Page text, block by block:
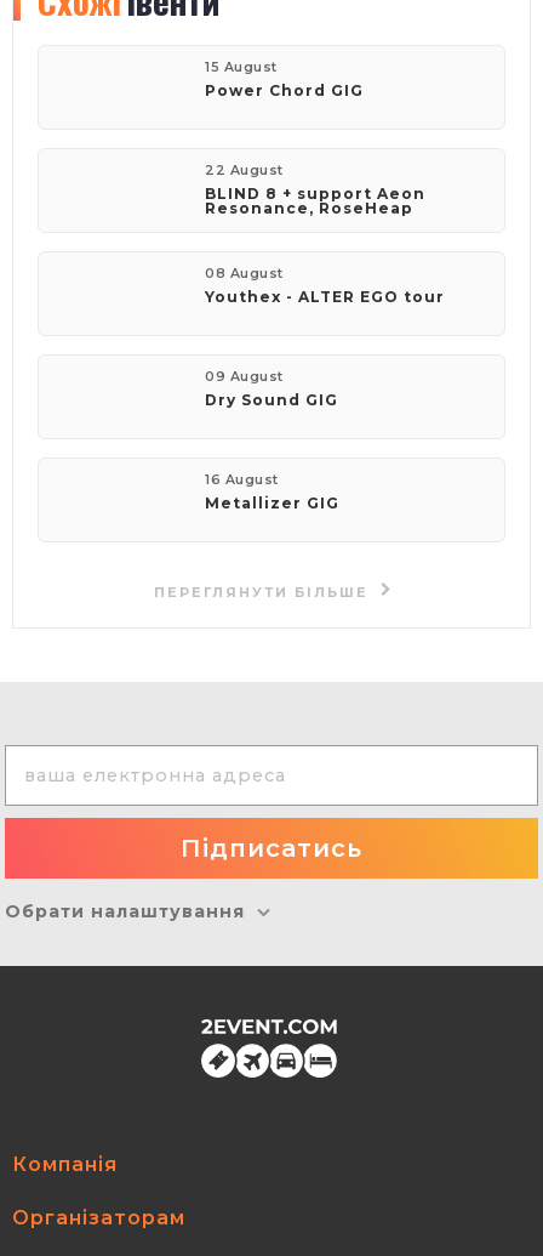
15 August
Power Chord GIG
22 August
BLIND 8 + support Aeon
Resonance, RoseHeap
08 August
Youthex - ALTER EGO tour
09 August
Dry Sound GIG
16 August
Metallizer GIG
ПЕРЕГЛЯНУТИ БІЛЬШЕ
Обрати налаштування
Компанія
Організаторам